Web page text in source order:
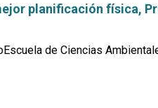
planificación física,
de Ciencias